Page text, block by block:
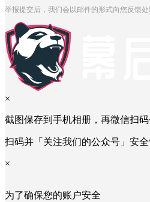
举报提交后，我们会以邮件的形式向您反馈处
×
截图保存到手机相册，再微信扫
扫码并「关注我们的公众号」安
×
为了确保您的账户安全